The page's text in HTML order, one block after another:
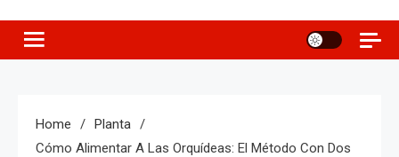
Home
Planta
Cómo Alimentar A Las Orquídeas: El Método Con Dos